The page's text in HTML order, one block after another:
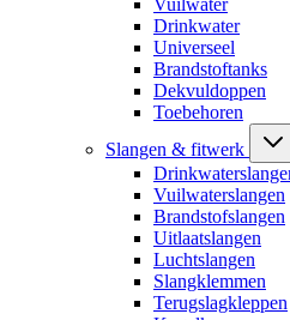
Vuilwater
Drinkwater
Universeel
Brandstoftanks
Dekvuldoppen
Toebehoren
Slangen & fitwerk
Vuilwaterslangen
Brandstofslangen
Uitlaatslangen
Luchtslangen
Slangklemmen
Terugslagkleppen